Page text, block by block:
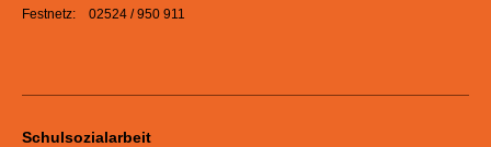
Festnetz: 02524 / 950 911
Schulsozialarbeit